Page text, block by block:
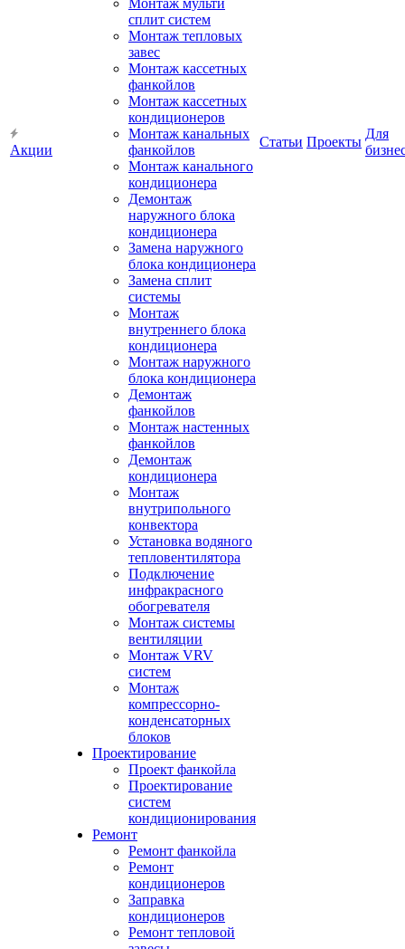
Акции
Монтаж мульти
сплит систем
Монтаж тепловых
завес
Монтаж кассетных
фанкойлов
Монтаж кассетных
кондиционеров
Монтаж канальных
фанкойлов
Монтаж канального
кондиционера
Демонтаж
наружного блока
кондиционера
Замена наружного
блока кондиционера
Замена сплит
системы
Монтаж
внутреннего блока
кондиционера
Монтаж наружного
блока кондиционера
Демонтаж
фанкойлов
Монтаж настенных
фанкойлов
Демонтаж
кондиционера
Монтаж
внутрипольного
конвектора
Установка водяного
тепловентилятора
Подключение
инфракрасного
обогревателя
Монтаж системы
вентиляции
Монтаж VRV
систем
Монтаж
компрессорно-
конденсаторных
блоков
Проектирование
Проект фанкойла
Проектирование
систем
кондиционирования
Ремонт
Ремонт фанкойла
Ремонт
кондиционеров
Заправка
кондиционеров
Ремонт тепловой
Статьи Проекты
Для